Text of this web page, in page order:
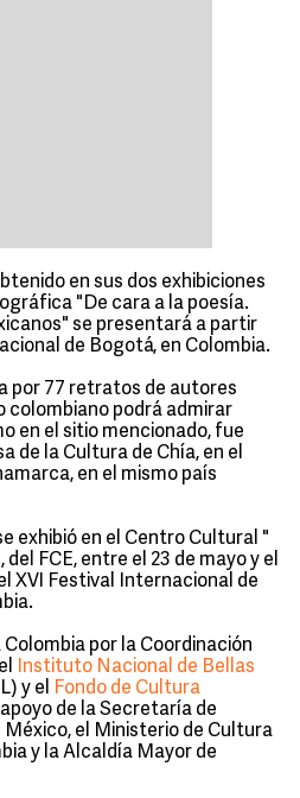
en sus dos exhibiciones
"De cara a la poesía.
se presentará a partir
de Bogotá, en Colombia.
por 77 retratos de autores
colombiano podrá admirar
en el sitio mencionado, fue
de la Cultura de Chía, en el
en el mismo país
exhibió en el Centro Cultural "
, del FCE, entre el 23 de mayo y el
XVI Festival Internacional de
por la Coordinación
Instituto Nacional de Bellas
y el
Fondo de Cultura
de la Secretaría de
México, el Ministerio de Cultura
y la Alcaldía Mayor de